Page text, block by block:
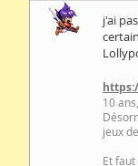
j'ai
10
jeux
Et